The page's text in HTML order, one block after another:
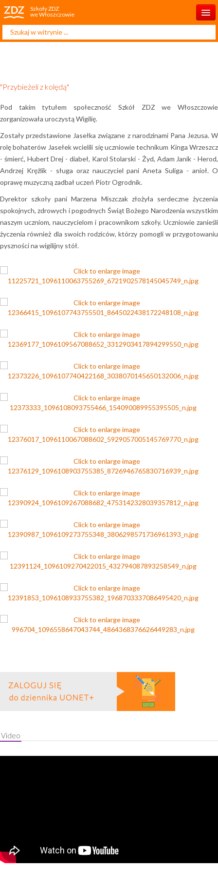
Szkoły ZDZ
we Włoszczowie
Start
Projekty unijne
Dla ucznia
Dla rodzica
Szukaj...
"Przybieżeli z kolędą"
Pod takim tytułem społeczność Szkół ZDZ we Włoszczowie
zorganizowała uroczystą Wigilię.
Zostały przedstawione Jasełka związane z narodzinami Pana Jezusa. W
rolę bohaterów Jasełek wcielili się uczniowie technikum Kinga Wrzeszcz
- śmierć, Hubert Drej - diabeł, Karol Stolarski - Żyd, Adam Janik - Herod,
Andrzej Krężlik - sługa oraz nauczyciel pani Aneta Suliga - anioł. O
oprawę muzyczną zadbał uczeń Piotr Ogrodnik.
Dyrektor szkoły pani Marzena Miszczak złożyła serdeczne życzenia
spokojnych, zdrowych i pogodnych Świąt Bożego Narodzenia wszystkim
naszym uczniom, nauczycielom i pracownikom szkoły. Uczniowie zanieśli
życzenia również dla swoich rodziców, którzy pomogli w przygotowaniu
pyszności na wigilijny stół.
Video